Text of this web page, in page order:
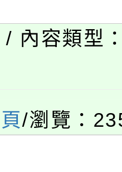
29、30在
於龍潭區
日，桃園電
運動會8/
池舉行。
戶享有免
內容類型
/瀏覽：